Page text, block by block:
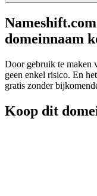
domeinnaam
Door gebruik te maken
geen enkel risico. En
gratis zonder
Koop dit